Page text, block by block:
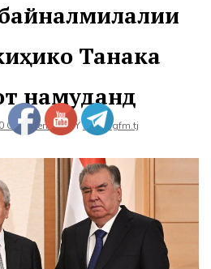
Танака
намуданд
0 Comments BYfarhangfm.tj